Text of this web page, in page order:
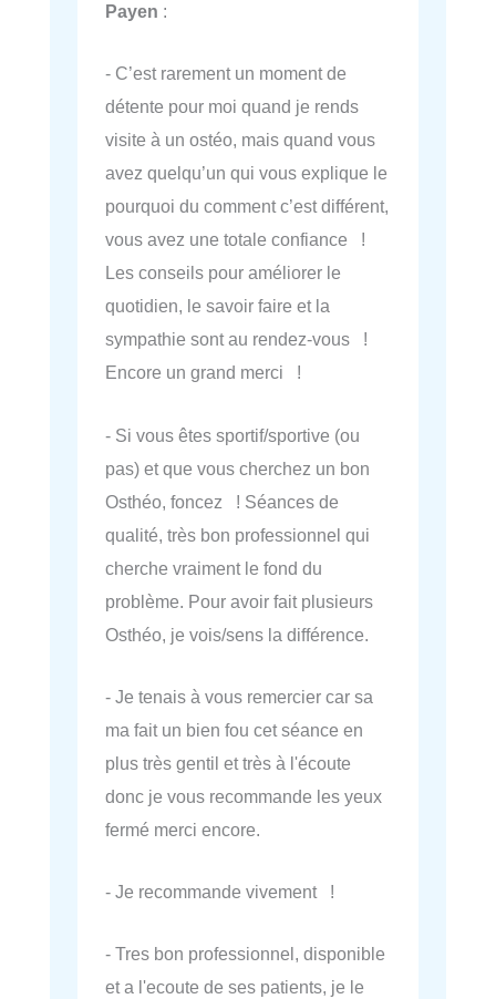
Payen :
- C’est rarement un moment de
détente pour moi quand je rends
visite à un ostéo, mais quand vous
avez quelqu’un qui vous explique le
pourquoi du comment c’est différent,
vous avez une totale confiance !
Les conseils pour améliorer le
quotidien, le savoir faire et la
sympathie sont au rendez-vous !
Encore un grand merci !
- Si vous êtes sportif/sportive (ou
pas) et que vous cherchez un bon
Osthéo, foncez ! Séances de
qualité, très bon professionnel qui
cherche vraiment le fond du
problème. Pour avoir fait plusieurs
Osthéo, je vois/sens la différence.
- Je tenais à vous remercier car sa
ma fait un bien fou cet séance en
plus très gentil et très à l'écoute
donc je vous recommande les yeux
fermé merci encore.
- Je recommande vivement !
- Tres bon professionnel, disponible
et a l'ecoute de ses patients, je le